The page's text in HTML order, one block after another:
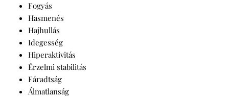
Fogyás
Hasmenés
Hajhullás
Idegesség
Hiperaktivitás
Érzelmi stabilitás
Fáradtság
Álmatlanság